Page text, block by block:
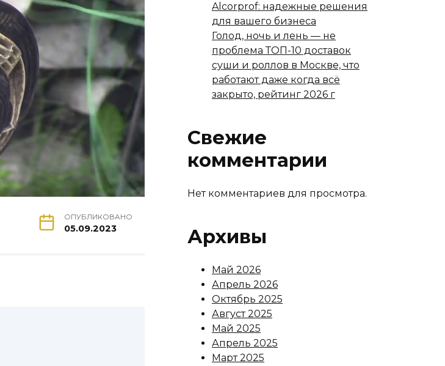
ОПУБЛИКОВАНО
05.09.2023
Alcorprof: надежные решения
для вашего бизнеса
Голод, ночь и лень — не
проблема ТОП-10 доставок
суши и роллов в Москве, что
работают даже когда всё
закрыто, рейтинг 2026 г
Свежие
комментарии
Нет комментариев для просмотра.
Архивы
Май 2026
Апрель 2026
Октябрь 2025
Август 2025
Май 2025
Апрель 2025
Март 2025